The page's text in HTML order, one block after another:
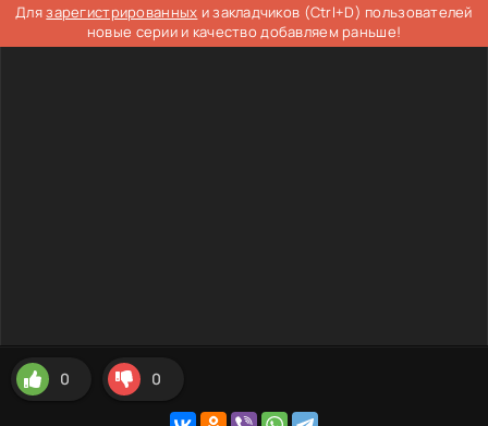
Длязарегистрированных и закладчиков (Ctrl+D) пользователей
новые серии и качество добавляем раньше!
0 0